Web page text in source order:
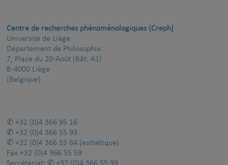
Centre de recherches phénoménologiques (Creph)
Université de Liège
Département de Philosophie
7, Place du 20-Août (Bât. A1)
B-4000 Liège
(Belgique)
+32 (0)4 366 95 16
+32 (0)4 366 55 93
+32 (0)4 366 55 64 (esthétique)
Fax +32 (0)4 366 55 59